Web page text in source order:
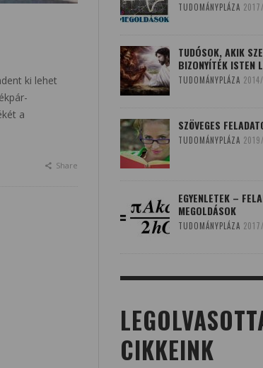
ki lehet
a
Share
TUDOMÁNYPLÁZA
TUDÓSOK, AKIK
BIZONYÍTÉK ISTEN
TUDOMÁNYPLÁZA
SZÖVEGES
TUDOMÁNYPLÁZA
EGYENLETEK –
MEGOLDÁSOK
TUDOMÁNYPLÁZA
CIKKEINK